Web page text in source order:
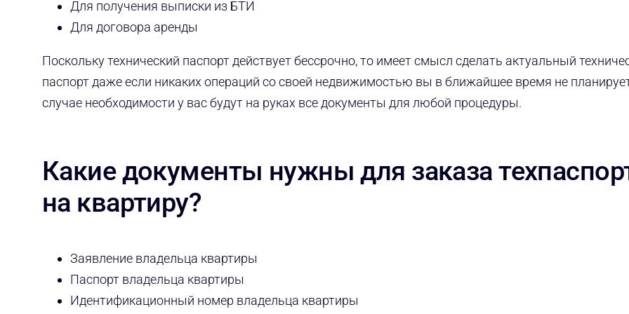
Для получения выписки из БТИ
Для договора аренды
Поскольку технический паспорт действует бессрочно, то имеет смысл сделать актуальный
паспорт даже если никаких операций со своей недвижимостью вы в ближайшее время не
случае необходимости у вас будут на руках все документы для любой процедуры.
Какие документы нужны для заказа
на квартиру?
Заявление владельца квартиры
Паспорт владельца квартиры
Идентификационный номер владельца квартиры